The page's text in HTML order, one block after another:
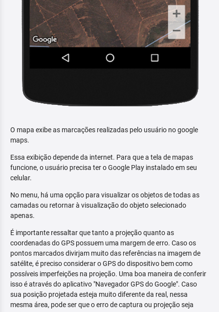
O mapa exibe as marcações realizadas pelo usuário no google
maps.
Essa exibição depende da internet. Para que a tela de mapas
funcione, o usuário precisa ter o Google Play instalado em seu
celular.
No menu, há uma opção para visualizar os objetos de todas as
camadas ou retornar à visualização do objeto selecionado
apenas.
É importante ressaltar que tanto a projeção quanto as
coordenadas do GPS possuem uma margem de erro. Caso os
pontos marcados divirjam muito das referências na imagem de
satélite, é preciso considerar o GPS do dispositivo bem como
possíveis imperfeições na projeção. Uma boa maneira de conferir
isso é através do aplicativo "Navegador GPS do Google". Caso
sua posição projetada esteja muito diferente da real, nessa
mesma área, pode ser que o erro de captura ou projeção seja